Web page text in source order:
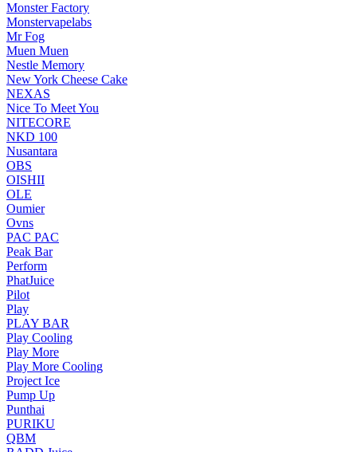
Monster Factory
Monstervapelabs
Mr Fog
Muen Muen
Nestle Memory
New York Cheese Cake
NEXAS
Nice To Meet You
NITECORE
NKD 100
Nusantara
OBS
OISHII
OLE
Oumier
Ovns
PAC PAC
Peak Bar
Perform
PhatJuice
Pilot
Play
PLAY BAR
Play Cooling
Play More
Play More Cooling
Project Ice
Pump Up
Punthai
PURIKU
QBM